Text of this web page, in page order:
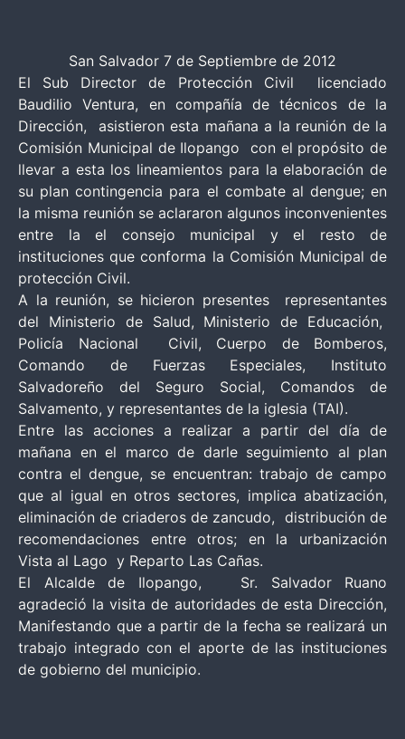
San Salvador 7 de Septiembre de 2012
El Sub Director de Protección Civil licenciado
Baudilio Ventura, en compañía de técnicos de la
Dirección, asistieron esta mañana a la reunión de la
Comisión Municipal de Ilopango con el propósito de
llevar a esta los lineamientos para la elaboración de
su plan contingencia para el combate al dengue; en
la misma reunión se aclararon algunos inconvenientes
entre la el consejo municipal y el resto de
instituciones que conforma la Comisión Municipal de
protección Civil.
A la reunión, se hicieron presentes representantes
del Ministerio de Salud, Ministerio de Educación,
Policía Nacional Civil, Cuerpo de Bomberos,
Comando de Fuerzas Especiales, Instituto
Salvadoreño del Seguro Social, Comandos de
Salvamento, y representantes de la iglesia (TAI).
Entre las acciones a realizar a partir del día de
mañana en el marco de darle seguimiento al plan
contra el dengue, se encuentran: trabajo de campo
que al igual en otros sectores, implica abatización,
eliminación de criaderos de zancudo, distribución de
recomendaciones entre otros; en la urbanización
Vista al Lago y Reparto Las Cañas.
El Alcalde de Ilopango, Sr. Salvador Ruano
agradeció la visita de autoridades de esta Dirección,
Manifestando que a partir de la fecha se realizará un
trabajo integrado con el aporte de las instituciones
de gobierno del municipio.